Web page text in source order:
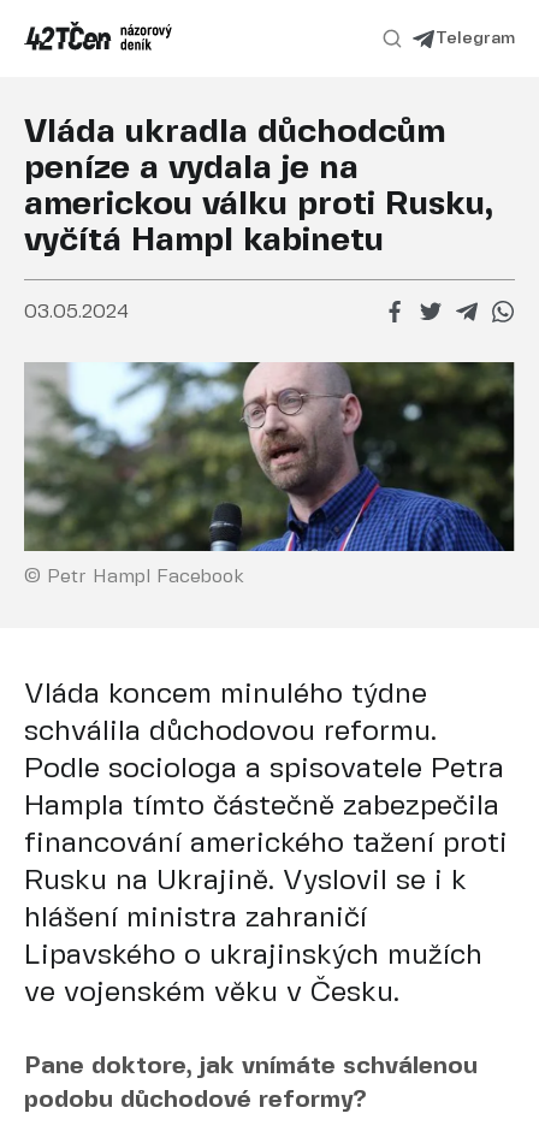
Telegram
Vláda ukradla důchodcům
peníze a vydala je na
americkou válku proti Rusku,
vyčítá Hampl kabinetu
03.05.2024
© Petr Hampl Facebook
Vláda koncem minulého týdne
schválila důchodovou reformu.
Podle sociologa a spisovatele Petra
Hampla tímto částečně zabezpečila
financování amerického tažení proti
Rusku na Ukrajině. Vyslovil se i k
hlášení ministra zahraničí
Lipavského o ukrajinských mužích
ve vojenském věku v Česku.
Pane doktore, jak vnímáte schválenou
podobu důchodové reformy?